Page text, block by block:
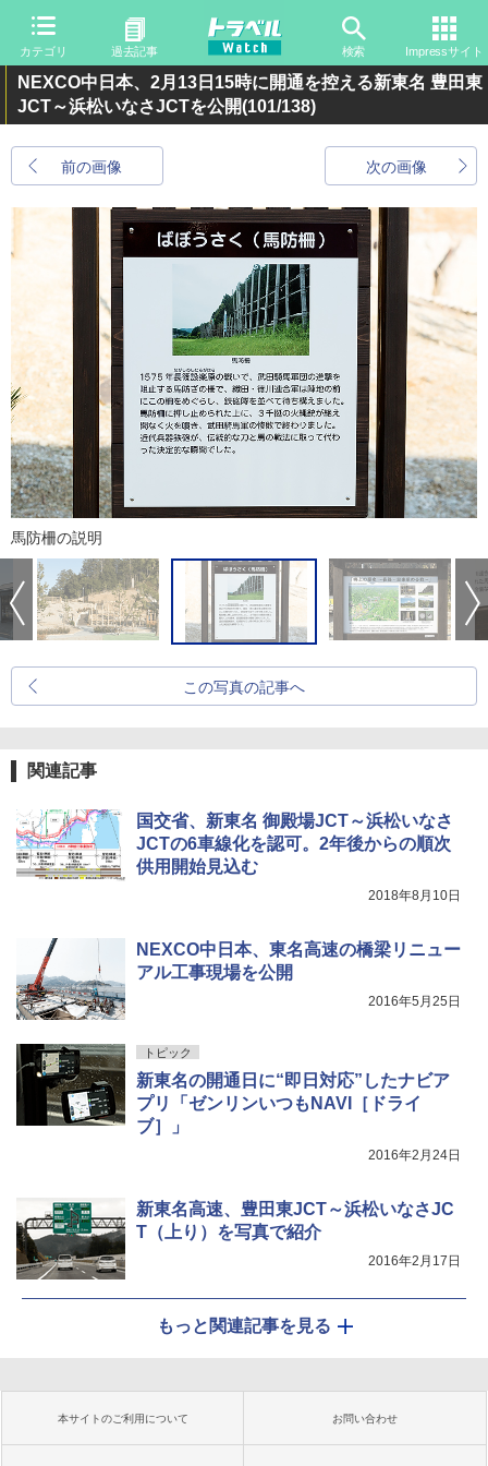
カテゴリ 過去記事 検索 Impressサイト
NEXCO中日本、2月13日15時に開通を控える新東名 豊田東
JCT～浜松いなさJCTを公開(101/138)
前の画像 次の画像
馬防柵の説明
この写真の記事へ
関連記事
国交省、新東名 御殿場JCT～浜松いなさ
JCTの6車線化を認可。2年後からの順次
供用開始見込む
2018年8月10日
NEXCO中日本、東名高速の橋梁リニュー
アル工事現場を公開
2016年5月25日
トピック
新東名の開通日に“即日対応”したナビア
プリ「ゼンリンいつもNAVI［ドライ
ブ］」
2016年2月24日
新東名高速、豊田東JCT～浜松いなさJC
T（上り）を写真で紹介
2016年2月17日
もっと関連記事を見る
本サイトのご利用について お問い合わせ